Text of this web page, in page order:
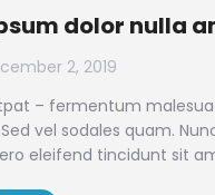
dolor nulla
2, 2019
– fermentum
vel sodales quam.
eleifend tincidunt sit